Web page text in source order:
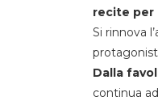
recite per
Si rinnova
Dalla
continua